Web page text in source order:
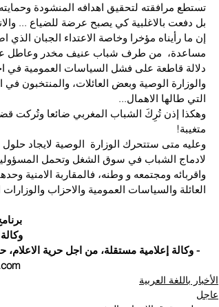
تستطع مرافقته لتحقيق اهدافه المنشودة
بل دفعت بالاغلبية كي يصبح عرضة للضياع ...
إن ما رأيناه مؤخرا وخاصة الاعتداء الجبان
مساعدة،  من طرف شباب عنيف مخدر وعاطل
دلالة قاطعة على فشل السياسات العمومية في
والوزارة الوصية وبعض العائلات، والمنتخبون
التي طالها الاهمال...
وهكذا إذن تُرِكَ الشباب المغربي ضائعا وتُركت
متغيبة!
وعليه متى ستتحرك الوزارة  الوصية لايجاد
لادماج الشباب في سوق الشغل وتحمل
واقربائه ومجتمعه و وطنه، فالمقاربة الامنية
العائلة والسياسات العمومية والاحزاب
- وكالة إعلامية مستقلة، من اجل حرية
الأخبار باللغة العربية
عاجل